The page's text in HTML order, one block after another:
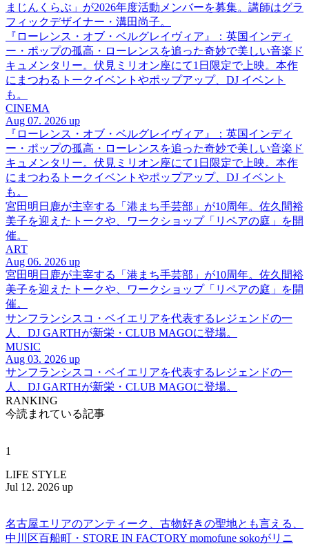
まじんくらぶ」が2026年度活動メンバーを募集。講師はグラ
フィックデザイナー・溝田尚子。
『ローレンス・オブ・ベルグレイヴィア』：英国インディ
ー・ポップの孤高・ローレンスを追った奇妙で美しい音楽ド
キュメンタリー。伏見ミリオン座にて1日限定で上映。本作
にまつわるトークイベントやポップアップ、DJ イベント
も。
CINEMA
Aug 07. 2026 up
『ローレンス・オブ・ベルグレイヴィア』：英国インディ
ー・ポップの孤高・ローレンスを追った奇妙で美しい音楽ド
キュメンタリー。伏見ミリオン座にて1日限定で上映。本作
にまつわるトークイベントやポップアップ、DJ イベント
も。
宮田明日鹿が主宰する「港まち手芸部」が10周年。佐久間裕
美子を迎えたトークや、ワークショップ「リペアの庭」を開
催。
ART
Aug 06. 2026 up
宮田明日鹿が主宰する「港まち手芸部」が10周年。佐久間裕
美子を迎えたトークや、ワークショップ「リペアの庭」を開
催。
サンフランシスコ・ベイエリアを代表するレジェンドの一
人、DJ GARTHが新栄・CLUB MAGOに登場。
MUSIC
Aug 03. 2026 up
サンフランシスコ・ベイエリアを代表するレジェンドの一
人、DJ GARTHが新栄・CLUB MAGOに登場。
RANKING
今読まれている記事
1
LIFE STYLE
Jul 12. 2026 up
名古屋エリアのアンティーク、古物好きの聖地とも言える、
中川区百船町・STORE IN FACTORY momofune sokoがリニ